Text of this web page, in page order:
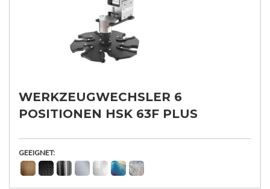
WERKZEUGWECHSLER 6
POSITIONEN HSK 63F PLUS
GEEIGNET: